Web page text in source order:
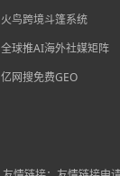
火鸟跨境斗篷系统
全球推AI海外社媒矩阵
亿网搜免费GEO